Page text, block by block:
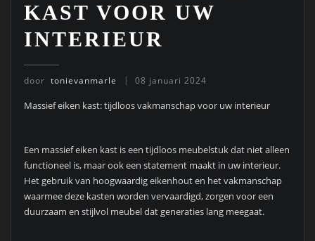
KAST VOOR UW
INTERIEUR
door tonievanmarle 08 januari 2024
Massief eiken kast: tijdloos vakmanschap voor uw interieur
Een massief eiken kast is een tijdloos meubelstuk dat niet alleen
functioneel is, maar ook een statement maakt in uw interieur.
Het gebruik van hoogwaardig eikenhout en het vakmanschap
waarmee deze kasten worden vervaardigd, zorgen voor een
duurzaam en stijlvol meubel dat generaties lang meegaat.